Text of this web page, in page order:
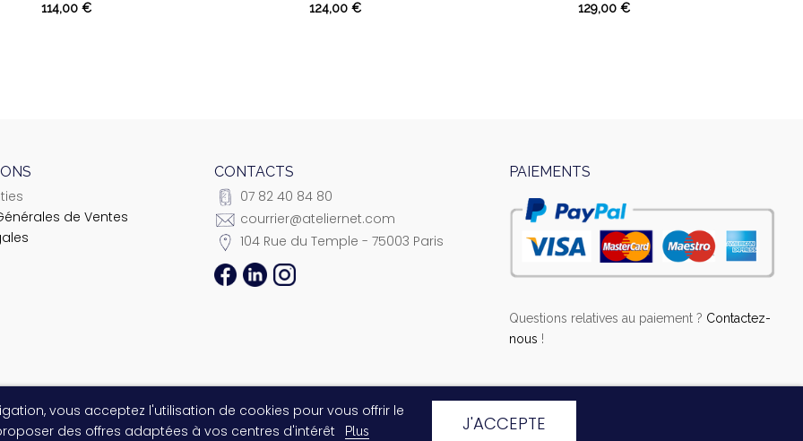
114,00 € 124,00 € 129,00 €
de Ventes
CONTACTS
07 82 40 84 80
courrier@ateliernet.com
104 Rue du Temple - 75003 Paris
PAIEMENTS
Questions relatives au paiement ? Contactez-
nous !
© 2021 Ateliernet. Tous droits réservés
vous acceptez l'utilisation de cookies pour vous offrir le
des offres adaptées à vos centres d'intérêt
Plus J'ACCEPTE